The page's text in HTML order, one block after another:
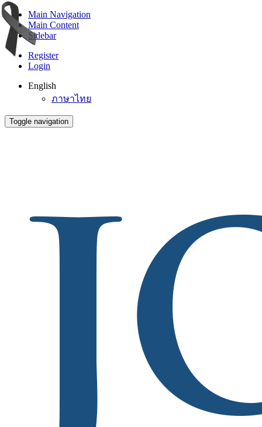
Main Navigation
Main Content
Sidebar
Register
Login
English
ภาษาไทย
Toggle navigation